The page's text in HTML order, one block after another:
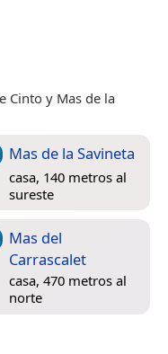
Cinto y Mas de la
Mas de la Savineta
casa, 140 metros al
sureste
Mas del
Carrascalet
casa, 470 metros al
norte